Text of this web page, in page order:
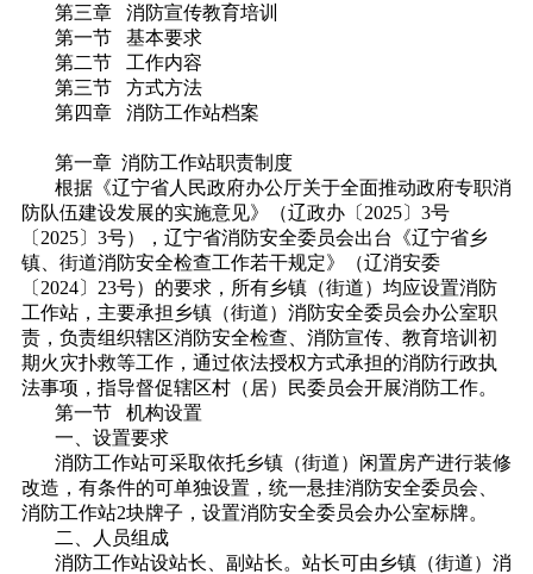
第三章 消防宣传教育培训
第一节 基本要求
第二节 工作内容
第三节 方式方法
第四章 消防工作站档案
第一章 消防工作站职责制度
根据《辽宁省人民政府办公厅关于全面推动政府专职消
防队伍建设发展的实施意见》（辽政办〔2025〕3号
〔2025〕3号），辽宁省消防安全委员会出台《辽宁省乡
镇、街道消防安全检查工作若干规定》（辽消安委
〔2024〕23号）的要求，所有乡镇（街道）均应设置消防
工作站，主要承担乡镇（街道）消防安全委员会办公室职
责，负责组织辖区消防安全检查、消防宣传、教育培训初
期火灾扑救等工作，通过依法授权方式承担的消防行政执
法事项，指导督促辖区村（居）民委员会开展消防工作。
第一节 机构设置
一、设置要求
消防工作站可采取依托乡镇（街道）闲置房产进行装修
改造，有条件的可单独设置，统一悬挂消防安全委员会、
消防工作站2块牌子，设置消防安全委员会办公室标牌。
二、人员组成
消防工作站设站长、副站长。站长可由乡镇（街道）消